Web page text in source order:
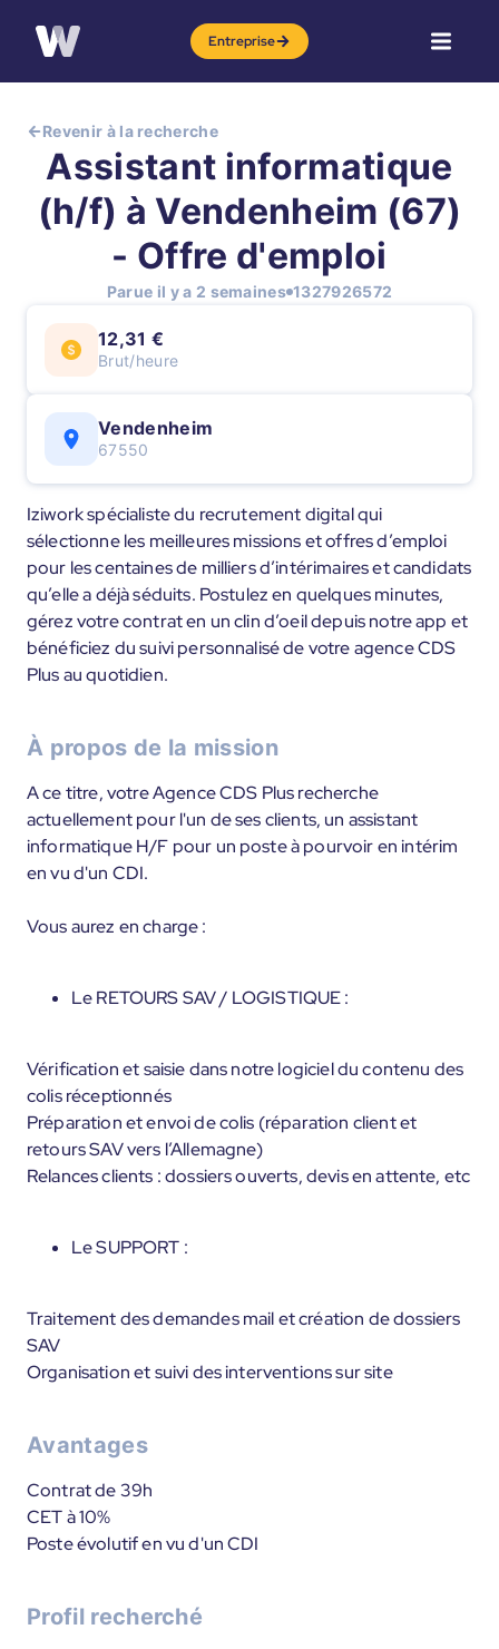
Entreprise
Revenir à la recherche
Assistant informatique
(h/f) à Vendenheim (67)
- Offre d'emploi
Parue il y a 2 semaines 1327926572
12,31 €
Brut/heure
Vendenheim
67550
Iziwork spécialiste du recrutement digital qui
sélectionne les meilleures missions et offres d’emploi
pour les centaines de milliers d’intérimaires et candidats
qu’elle a déjà séduits. Postulez en quelques minutes,
gérez votre contrat en un clin d’oeil depuis notre app et
bénéficiez du suivi personnalisé de votre agence CDS
Plus au quotidien.
À propos de la mission
A ce titre, votre Agence CDS Plus recherche
actuellement pour l'un de ses clients, un assistant
informatique H/F pour un poste à pourvoir en intérim
en vu d'un CDI.
Vous aurez en charge :
Le RETOURS SAV / LOGISTIQUE :
Vérification et saisie dans notre logiciel du contenu des
colis réceptionnés
Préparation et envoi de colis (réparation client et
retours SAV vers l’Allemagne)
Relances clients : dossiers ouverts, devis en attente, etc
Le SUPPORT :
Traitement des demandes mail et création de dossiers
SAV
Organisation et suivi des interventions sur site
Avantages
Contrat de 39h
CET à 10%
Poste évolutif en vu d'un CDI
Profil recherché